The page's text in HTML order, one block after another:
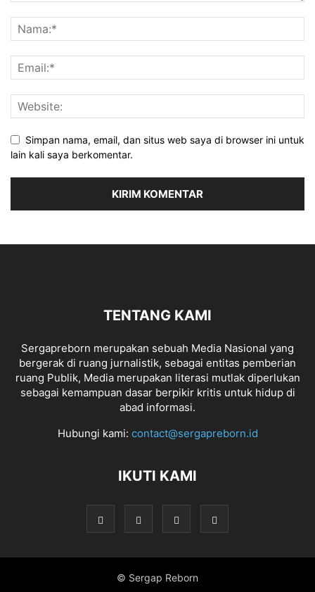
Simpan nama, email, dan situs web saya di browser ini untuk
lain kali saya berkomentar.
TENTANG KAMI
Sergapreborn merupakan sebuah Media Nasional yang
bergerak di ruang jurnalistik, sebagai entitas pemberian
ruang Publik, Media merupakan literasi mutlak diperlukan
sebagai kemampuan dasar berpikir kritis untuk hidup di
abad informasi.
Hubungi kami: contact@sergapreborn.id
IKUTI KAMI
© Sergap Reborn